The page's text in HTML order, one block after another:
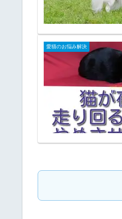
愛猫のお悩み解決